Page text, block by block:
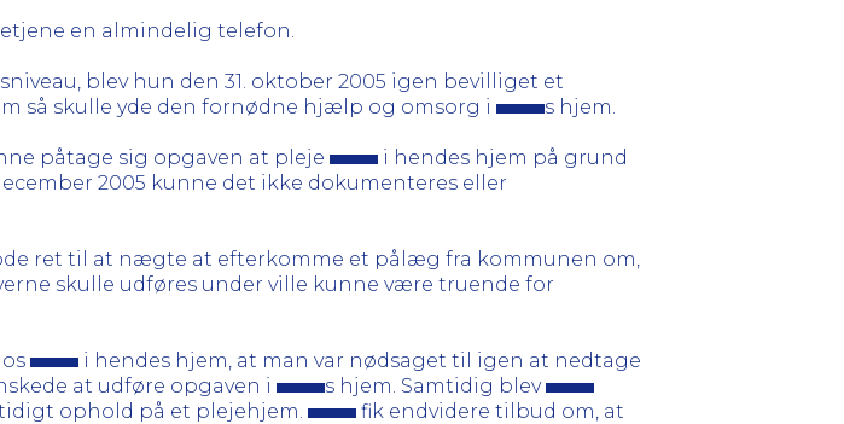
en almindelig telefon.
blev hun den 31. oktober 2005 igen bevilliget et
så skulle yde den fornødne hjælp og omsorg i
s hjem.
påtage sig opgaven at pleje
i hendes hjem på grund
2005 kunne det ikke dokumenteres eller
ret til at nægte at efterkomme et pålæg fra kommunen om,
skulle udføres under ville kunne være truende for
i hendes hjem, at man var nødsaget til igen at nedtage
at udføre opgaven i
s hjem. Samtidig blev
ophold på et plejehjem.
fik endvidere tilbud om, at